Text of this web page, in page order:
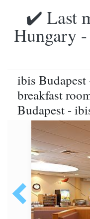
✔️ Last
Hungary
ibis
breakfast
Budapest -